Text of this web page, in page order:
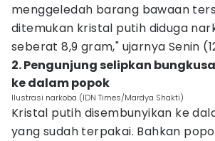
menggeledah barang bawaan
ditemukan kristal putih diduga
seberat 8,9 gram," ujarnya Senin
2. Pengunjung selipkan
ke dalam popok
Ilustrasi narkoba (IDN Times/Mardya Shakti)
Kristal putih disembunyikan ke
yang sudah terpakai. Bahkan